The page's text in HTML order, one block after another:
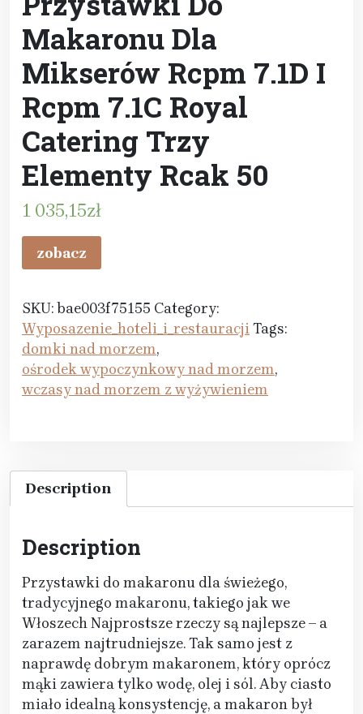
Makaronu Dla
Mikserów Rcpm 7.1D I
Rcpm 7.1C Royal
Catering Trzy
Elementy Rcak 50
1 035,15zł
zobacz
SKU:bae003f75155 Category:
Wyposazenie_hoteli_i_restauracjiTags:
domki nad morzem,
ośrodek wypoczynkowy nad morzem,
wczasy nad morzem z wyżywieniem
Description
Description
Przystawki do makaronu dla świeżego,
tradycyjnego makaronu, takiego jak we
Włoszech Najprostsze rzeczy są najlepsze – a
zarazem najtrudniejsze. Tak samo jest z
naprawdę dobrym makaronem, który oprócz
mąki zawiera tylko wodę, olej i sól. Aby ciasto
miało idealną konsystencję, a makaron był